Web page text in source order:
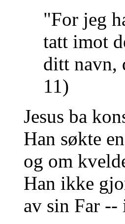
"For jeg
tatt imot
ditt navn,
11)
Jesus ba
Han søkte
og om
Han ikke
av sin Far --